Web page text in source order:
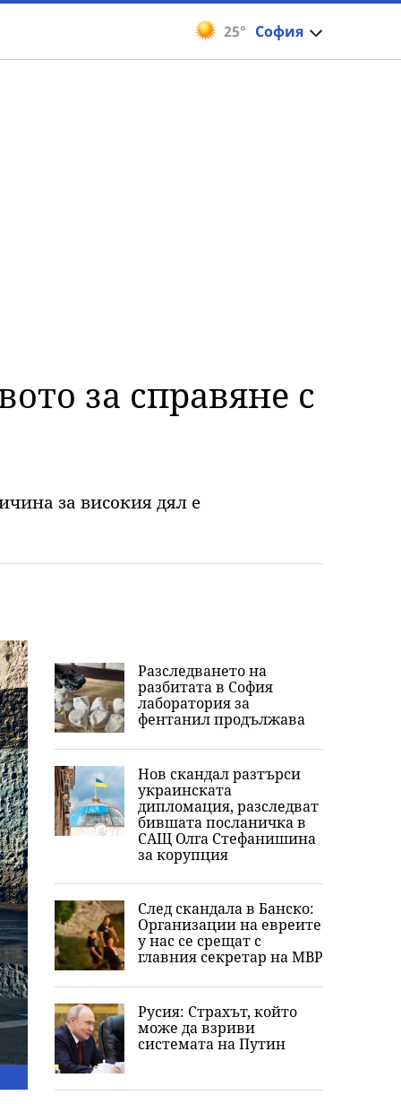
25° София
за справяне с
за високия дял е
Разследването на
разбитата в София
лаборатория за
фентанил продължава
Нов скандал разтърси
украинската
дипломация, разследват
бившата посланичка в
САЩ Олга Стефанишина
за корупция
След скандала в Банско:
Организации на евреите
у нас се срещат с
главния секретар на МВР
Русия: Страхът, който
може да взриви
системата на Путин